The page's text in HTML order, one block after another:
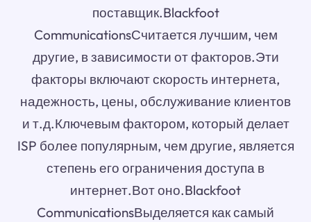
поставщик.Blackfoot
CommunicationsСчитается лучшим, чем
другие, в зависимости от факторов.Эти
факторы включают скорость интернета,
надежность, цены, обслуживание клиентов
и т.д.Ключевым фактором, который делает
ISP более популярным, чем другие, является
степень его ограничения доступа в
интернет.Вот оно.Blackfoot
CommunicationsВыделяется как самый